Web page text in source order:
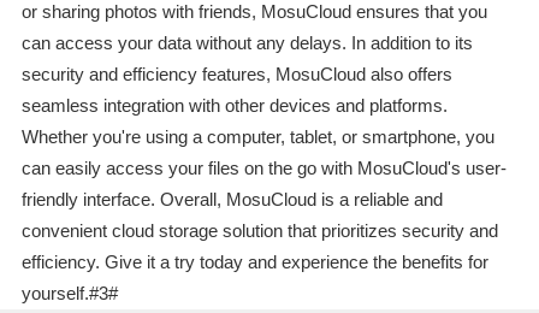
or sharing photos with friends, MosuCloud ensures that you
can access your data without any delays. In addition to its
security and efficiency features, MosuCloud also offers
seamless integration with other devices and platforms.
Whether you're using a computer, tablet, or smartphone, you
can easily access your files on the go with MosuCloud's user-
friendly interface. Overall, MosuCloud is a reliable and
convenient cloud storage solution that prioritizes security and
efficiency. Give it a try today and experience the benefits for
yourself.#3#